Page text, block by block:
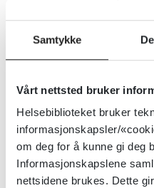
Samtykke
Vårt nettsted bruker
Helsebiblioteket bruker
informasjonskapsler/
om deg for å kunne gi deg
Informasjonskapslene
nettsidene brukes. Dette
Les hele artikkelen:
Det finnes mange
smerte- og
er inkludert i den
Noen kan være